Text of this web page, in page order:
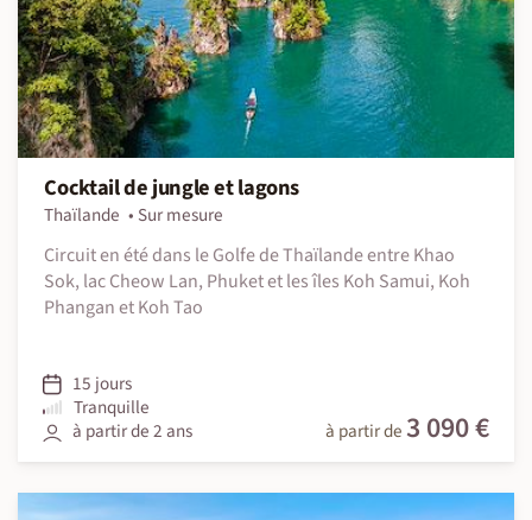
Cocktail de jungle et lagons
Thaïlande
Sur mesure
Circuit en été dans le Golfe de Thaïlande entre Khao
Sok, lac Cheow Lan, Phuket et les îles Koh Samui, Koh
Phangan et Koh Tao
15 jours
Tranquille
à partir de 2 ans
à partir de 3 090 €